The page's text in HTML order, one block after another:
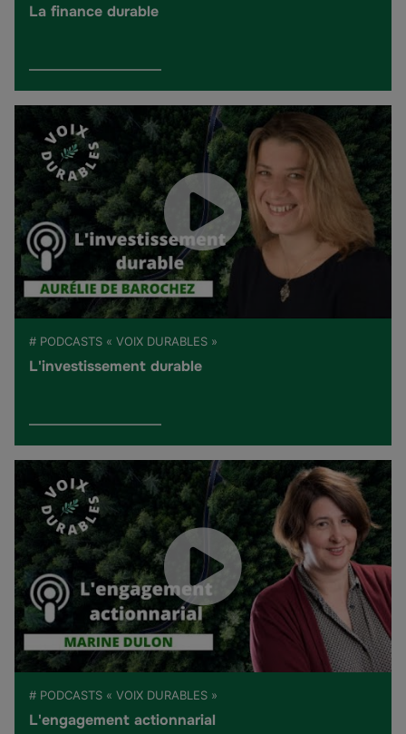
La finance durable
# PODCASTS « VOIX DURABLES »
L'investissement durable
# PODCASTS « VOIX DURABLES »
L'engagement actionnarial